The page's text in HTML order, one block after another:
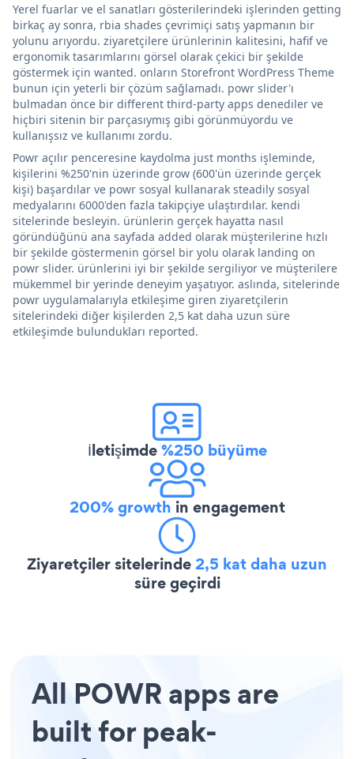
Yerel fuarlar ve el sanatları gösterilerindeki işlerinden getting
birkaç ay sonra, rbia shades çevrimiçi satış yapmanın bir
yolunu arıyordu. ziyaretçilere ürünlerinin kalitesini, hafif ve
ergonomik tasarımlarını görsel olarak çekici bir şekilde
göstermek için wanted. onların Storefront WordPress Theme
bunun için yeterli bir çözüm sağlamadı. powr slider'ı
bulmadan önce bir different third-party apps denediler ve
hiçbiri sitenin bir parçasıymış gibi görünmüyordu ve
kullanışsız ve kullanımı zordu.
Powr açılır penceresine kaydolma just months işleminde,
kişilerini %250'nin üzerinde grow (600'ün üzerinde gerçek
kişi) başardılar ve powr sosyal kullanarak steadily sosyal
medyalarını 6000'den fazla takipçiye ulaştırdılar. kendi
sitelerinde besleyin. ürünlerin gerçek hayatta nasıl
göründüğünü ana sayfada added olarak müşterilerine hızlı
bir şekilde göstermenin görsel bir yolu olarak landing on
powr slider. ürünlerini iyi bir şekilde sergiliyor ve müşterilere
mükemmel bir yerinde deneyim yaşatıyor. aslında, sitelerinde
powr uygulamalarıyla etkileşime giren ziyaretçilerin
sitelerindeki diğer kişilerden 2,5 kat daha uzun süre
etkileşimde bulundukları reported.
İletişimde%250 büyüme
200% growth in engagement
Ziyaretçiler sitelerinde2,5 kat daha uzun
süre geçirdi
All POWR apps are
built for peak-